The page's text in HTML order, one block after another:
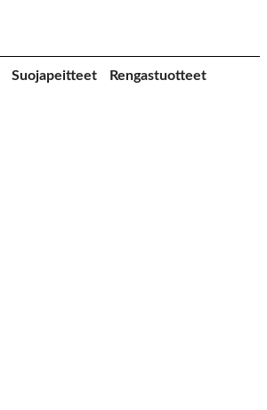
Suojapeitteet Rengastuotteet